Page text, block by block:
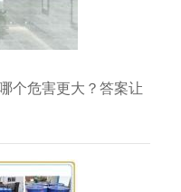
个危害更大？答案让